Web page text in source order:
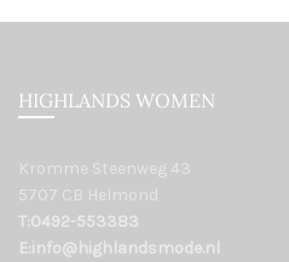
HIGHLANDS WOMEN
Kromme Steenweg 43
5707 CB Helmond
T:0492-553383
E:info@highlandsmode.nl